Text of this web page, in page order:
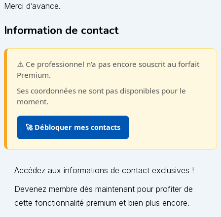
Merci d’avance.
Information de contact
⚠️ Ce professionnel n'a pas encore souscrit au forfait
Premium.
Ses coordonnées ne sont pas disponibles pour le
moment.
🚀 Débloquer mes contacts
Accédez aux informations de contact exclusives !
Devenez membre dès maintenant pour profiter de
cette fonctionnalité premium et bien plus encore.